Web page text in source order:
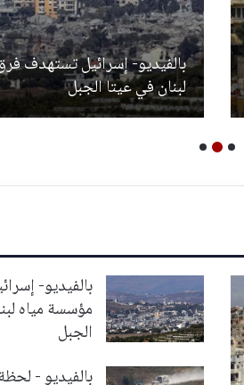
بالفيديو- إسرائيل تستهدف
لبنان في عيتا الجبل
بالفيديو-
مؤسسة مياه
الجبل
بالفيديو -